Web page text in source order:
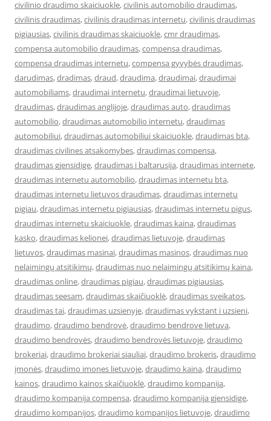
civilinio draudimo skaiciuokle,civilinis automobilio draudimas,
civilinis draudimas,civilinis draudimas internetu,civilinis draudimas
pigiausias,civilinis draudimas skaiciuokle,cmr draudimas,
compensa automobilio draudimas,compensa draudimas,
compensa draudimas internetu,compensa gyvybės draudimas,
darudimas,dradimas,draud,draudima,draudimai,draudimai
automobiliams,draudimai internetu,draudimai lietuvoje,
draudimas,draudimas anglijoje,draudimas auto,draudimas
automobilio,draudimas automobilio internetu,draudimas
automobiliui,draudimas automobiliui skaiciuokle,draudimas bta,
draudimas civilines atsakomybes,draudimas compensa,
draudimas gjensidige,draudimas i baltarusija,draudimas internete,
draudimas internetu automobilio,draudimas internetu bta,
draudimas internetu lietuvos draudimas,draudimas internetu
pigiau,draudimas internetu pigiausias,draudimas internetu pigus,
draudimas internetu skaiciuokle,draudimas kaina,draudimas
kasko,draudimas kelionei,draudimas lietuvoje,draudimas
lietuvos,draudimas masinai,draudimas masinos,draudimas nuo
nelaimingų atsitikimų,draudimas nuo nelaimingų atsitikimų kaina,
draudimas online,draudimas pigiau,draudimas pigiausias,
draudimas seesam,draudimas skaičiuoklė,draudimas sveikatos,
draudimas tai,draudimas uzsienyje,draudimas vykstant i uzsieni,
draudimo,draudimo bendrovė,draudimo bendrove lietuva,
draudimo bendrovės,draudimo bendrovės lietuvoje,draudimo
brokeriai,draudimo brokeriai siauliai,draudimo brokeris,draudimo
įmonės,draudimo imones lietuvoje,draudimo kaina,draudimo
kainos,draudimo kainos skaičiuoklė,draudimo kompanija,
draudimo kompanija compensa,draudimo kompanija gjensidige,
draudimo kompanijos,draudimo kompanijos lietuvoje,draudimo